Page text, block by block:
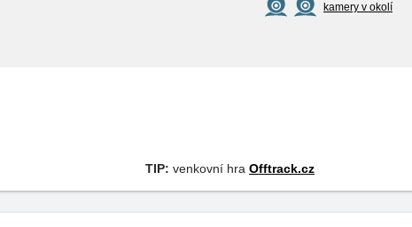
kamery v okolí
TIP: venkovní hra Offtrack.cz